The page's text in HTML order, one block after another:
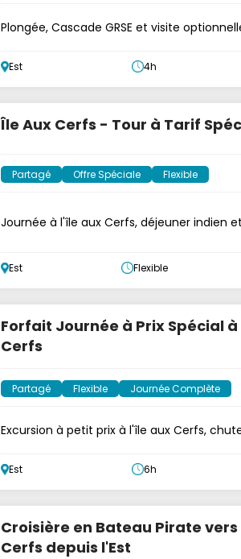
Plongée, Cascade GRSE et visite
Est 4h
Île Aux Cerfs - Tour à Tarif
Partagé Offre Spéciale Flexible
Journée à l'île aux Cerfs, déjeuner indien
Est Flexible
Forfait Journée à Prix Spécial à
Cerfs
Partagé Flexible Journée Complète
Excursion à petit prix à l'île aux Cerfs,
Est 6h
Croisière en Bateau Pirate
Cerfs depuis l'Est